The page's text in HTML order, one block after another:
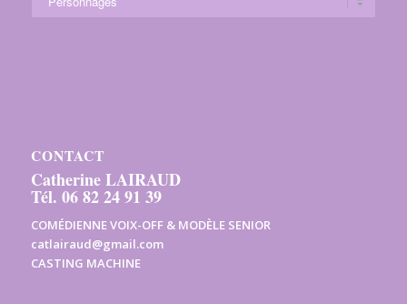
CONTACT
Catherine LAIRAUD
Tél. 06 82 24 91 39
COMÉDIENNE VOIX-OFF & MODÈLE SENIOR
catlairaud@gmail.com
CASTING MACHINE